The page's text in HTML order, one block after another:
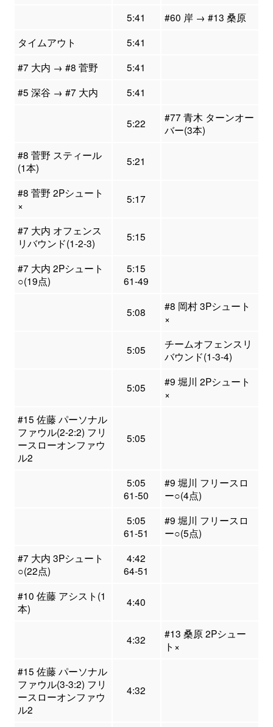
5:41
#60 岸 → #13 桑原
タイムアウト
5:41
#7 大内 → #8 菅野
5:41
#5 深谷 → #7 大内
5:41
5:22
#77 青木 ターンオー
バー(3本)
#8 菅野 スティール
(1本)
5:21
#8 菅野 2Pシュート
×
5:17
#7 大内 オフェンス
リバウンド(1-2-3)
5:15
#7 大内 2Pシュート
○(19点)
5:15
61-49
5:08
#8 岡村 3Pシュート
×
5:05
チームオフェンスリ
バウンド(1-3-4)
5:05
#9 堀川 2Pシュート
×
#15 佐藤 パーソナル
ファウル(2-2:2) フリ
ースローオンファウ
ル2
5:05
5:05
61-50
#9 堀川 フリースロ
ー○(4点)
5:05
61-51
#9 堀川 フリースロ
ー○(5点)
#7 大内 3Pシュート
○(22点)
4:42
64-51
#10 佐藤 アシスト(1
本)
4:40
4:32
#13 桑原 2Pシュー
ト×
#15 佐藤 パーソナル
ファウル(3-3:2) フリ
ースローオンファウ
ル2
4:32